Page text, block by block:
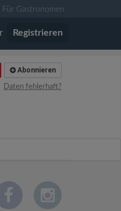
Für Gastronomen
Registrieren
Abonnieren
Daten fehlerhaft?